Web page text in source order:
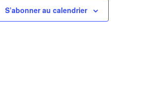
S’abonner au calendrier